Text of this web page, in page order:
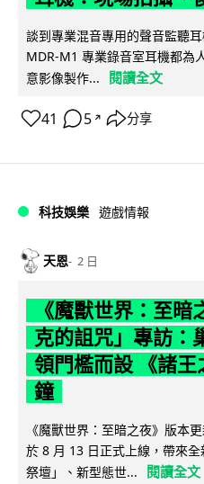
談到專業混音專用的聲音監聽
MDR-M1 專業錄音室耳機都為
意影像製作...
閱讀全文
41 5 ↗ 分享
科技娛樂 遊戲情報
天恩 2 日
《魔獸世界：至暗
克的詛咒」專訪：
領門檻而設 《諸
鐘
《魔獸世界：至暗之夜》版本
於 8 月 13 日正式上線，帶來
祭壇」、新型態世...
閱讀全文